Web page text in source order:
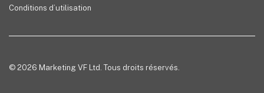
Conditions d’utilisation
© 2026 Marketing VF Ltd. Tous droits réservés.